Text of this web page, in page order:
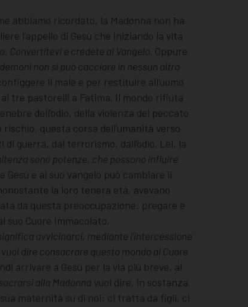
abbiamo ricordato, la Madonna non ha
l’appello di Gesù che iniziando la vita
Convertitevi e credete al Vangelo. Oppure
non si può cacciare in nessun altro
il male e per restituire all’uomo
tre pastorelli a Fatima. Il mondo rifiuta
dell’odio, della violenza del peccato
questa corsa dell’umanità verso
guerra, dal terrorismo, dall’odio. Lei, la
sono potenze, che possono influire
Gesù e al suo vangelo può cambiare il
la loro tenera età, avevano
da questa preoccupazione: pregare e
Cuore Immacolato.
avvicinarci, mediante l’intercessione
dire consacrare questo mondo al Cuore
arrivare a Gesù per la via più breve, al
alla Madonna vuol dire, in sostanza,
maternità su di noi: ci tratta da figli, ci